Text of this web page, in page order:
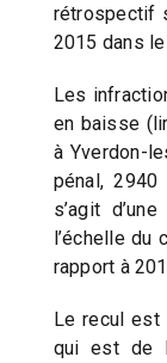
rétrospectif
2015 dans le
Les
en baisse
à Yverdon-
pénal,
s’agit
l’échelle du
rapport à
Le recul est
qui est de